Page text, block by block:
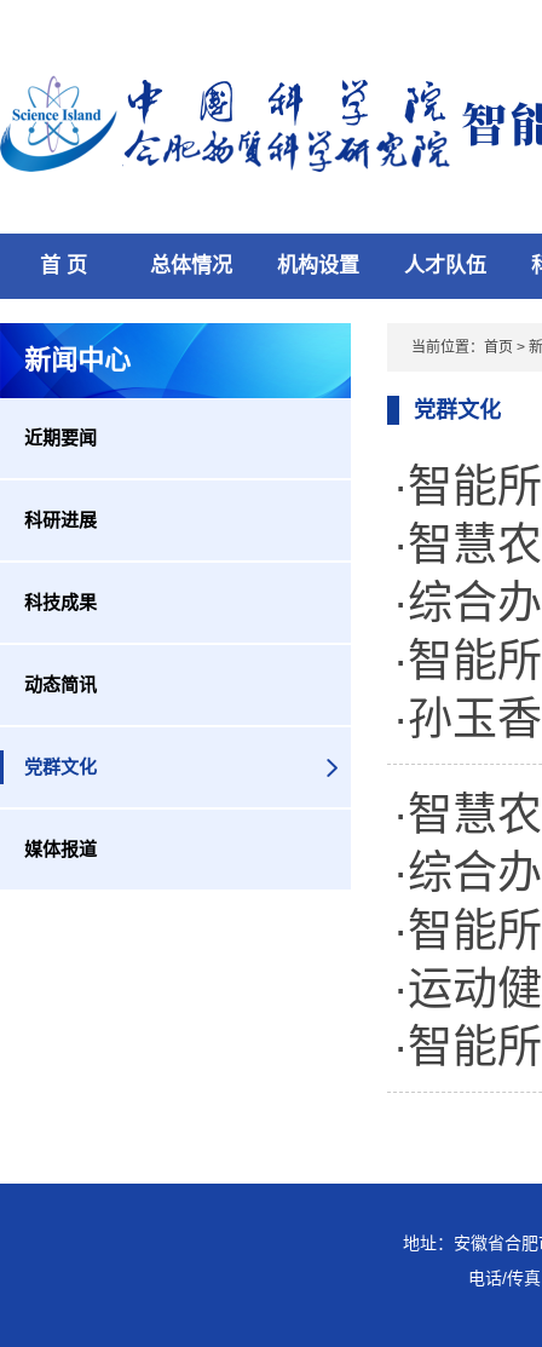
首 页 总体情况 机构设置 人才队伍
新闻中心
近期要闻
科研进展
科技成果
动态简讯
党群文化
媒体报道
当前位置： 首页 >
党群文化
·智能
·智慧
评议会
·综合
党支
·智能
八国
·孙玉
·智慧
·综合
·智能
·运动
·智能
地址：安徽省合
电话/传